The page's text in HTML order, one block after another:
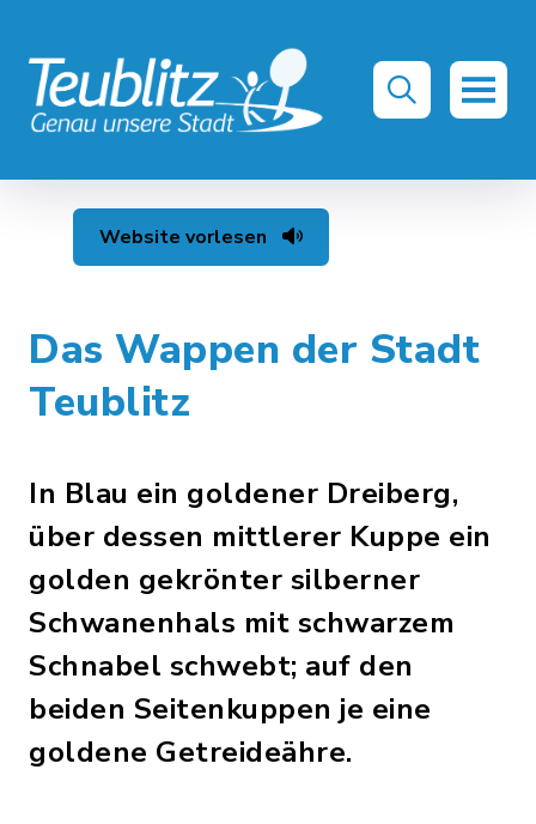
Website vorlesen
Das Wappen der Stadt
Teublitz
In Blau ein goldener Dreiberg,
über dessen mittlerer Kuppe ein
golden gekrönter silberner
Schwanenhals mit schwarzem
Schnabel schwebt; auf den
beiden Seitenkuppen je eine
goldene Getreideähre.